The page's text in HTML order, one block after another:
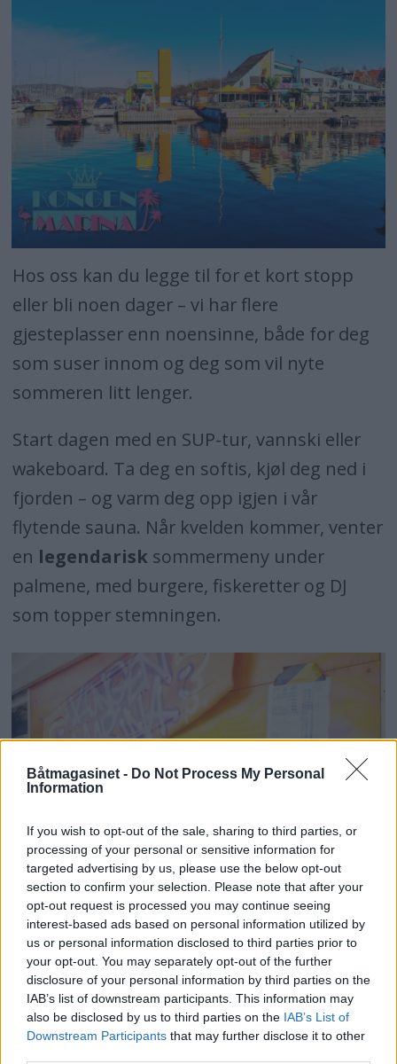
Båtmagasinet - Do Not Process My Personal
Information
If you wish to opt-out of the sale, sharing to third parties, or
processing of your personal or sensitive information for
targeted advertising by us, please use the below opt-out
section to confirm your selection. Please note that after your
opt-out request is processed you may continue seeing
interest-based ads based on personal information utilized by
us or personal information disclosed to third parties prior to
your opt-out. You may separately opt-out of the further
disclosure of your personal information by third parties on the
IAB’s list of downstream participants. This information may
also be disclosed by us to third parties on the IAB’s List of
Downstream Participants that may further disclose it to other
Hos oss kan du legge til for et kort stopp
eller bli noen dager – vi har flere
gjesteplasser enn noensinne, både for deg
som suser innom og deg som vil nyte
sommeren litt lenger.
Start dagen med en SUP-tur, vannski eller
wakeboard. Ta deg en softis, kjøl deg ned i
fjorden – og varm deg opp igjen i vår
flytende sauna. Når kvelden kommer, venter
en legendarisksommermeny under
palmene, med burgere, fiskeretter og DJ
som topper stemningen.
Trenger du utstyr? Vi har en velutstyrt
marina-butikk med vester til både to- og
firbeinte, propan, reservedeler og mye mer.
Og du – du kan til og med overnatte i en